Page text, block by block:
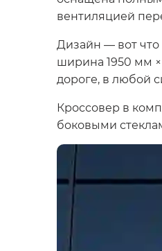
вентиляцией
Дизайн — вот
ширина 1950 мм
дороге, в любой
Кроссовер в
боковыми